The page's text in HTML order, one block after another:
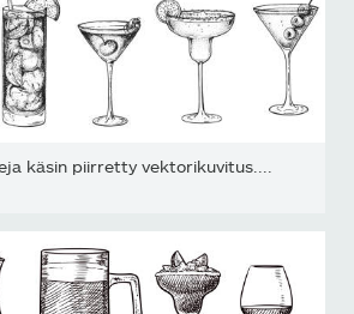
käsin piirretty vektorikuvitus....